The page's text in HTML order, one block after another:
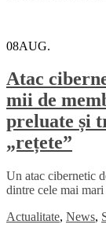
08AUG.
Atac
mii de
preluate și
„rețete”
Un atac cibernetic
dintre cele mai
Actualitate, News,